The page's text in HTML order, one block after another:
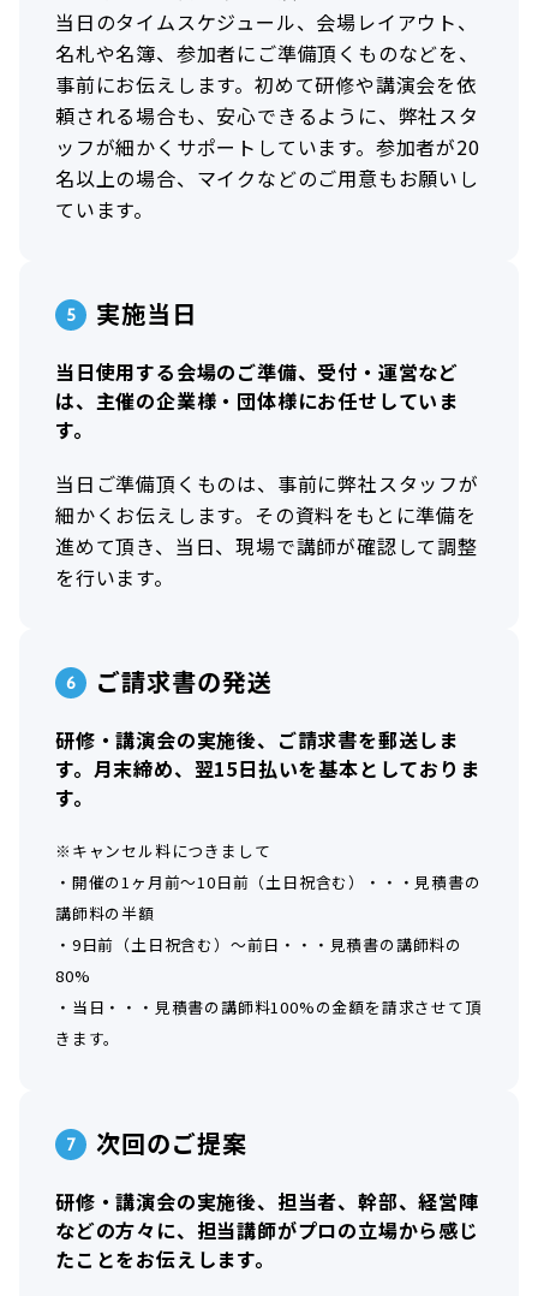
当日のタイムスケジュール、会場レイアウト、
名札や名簿、参加者にご準備頂くものなどを、
事前にお伝えします。初めて研修や講演会を依
頼される場合も、安心できるように、弊社スタ
ッフが細かくサポートしています。参加者が20
名以上の場合、マイクなどのご用意もお願いし
ています。
実施当日
当日使用する会場のご準備、受付・運営など
は、主催の企業様・団体様にお任せしていま
す。
当日ご準備頂くものは、事前に弊社スタッフが
細かくお伝えします。その資料をもとに準備を
進めて頂き、当日、現場で講師が確認して調整
を行います。
ご請求書の発送
研修・講演会の実施後、ご請求書を郵送しま
す。月末締め、翌15日払いを基本としておりま
す。
※キャンセル料につきまして
・開催の1ヶ月前～10日前（土日祝含む）・・・見積書の
講師料の半額
・9日前（土日祝含む）～前日・・・見積書の講師料の
80%
・当日・・・見積書の講師料100%の金額を請求させて頂
きます。
次回のご提案
研修・講演会の実施後、担当者、幹部、経営陣
などの方々に、担当講師がプロの立場から感じ
たことをお伝えします。